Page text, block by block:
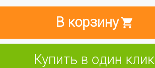
В корзину
Купить в один клик